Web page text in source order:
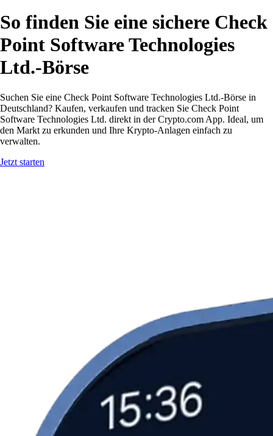
So finden Sie eine sichere Check
Point Software Technologies
Ltd.-Börse
Suchen Sie eine Check Point Software Technologies Ltd.-Börse in
Deutschland? Kaufen, verkaufen und tracken Sie Check Point
Software Technologies Ltd. direkt in der Crypto.com App. Ideal, um
den Markt zu erkunden und Ihre Krypto-Anlagen einfach zu
verwalten.
Jetzt starten